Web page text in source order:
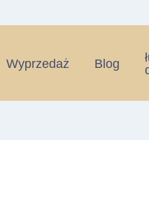
Wyprzedaż Blog